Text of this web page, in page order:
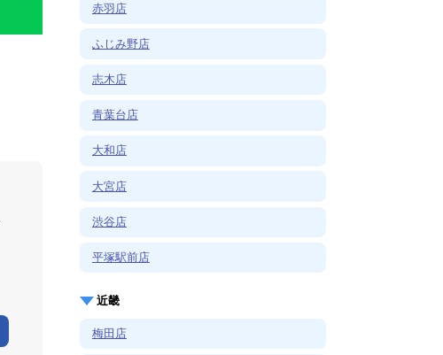
赤羽店
ふじみ野店
志木店
青葉台店
大和店
大宮店
渋谷店
平塚駅前店
近畿
梅田店